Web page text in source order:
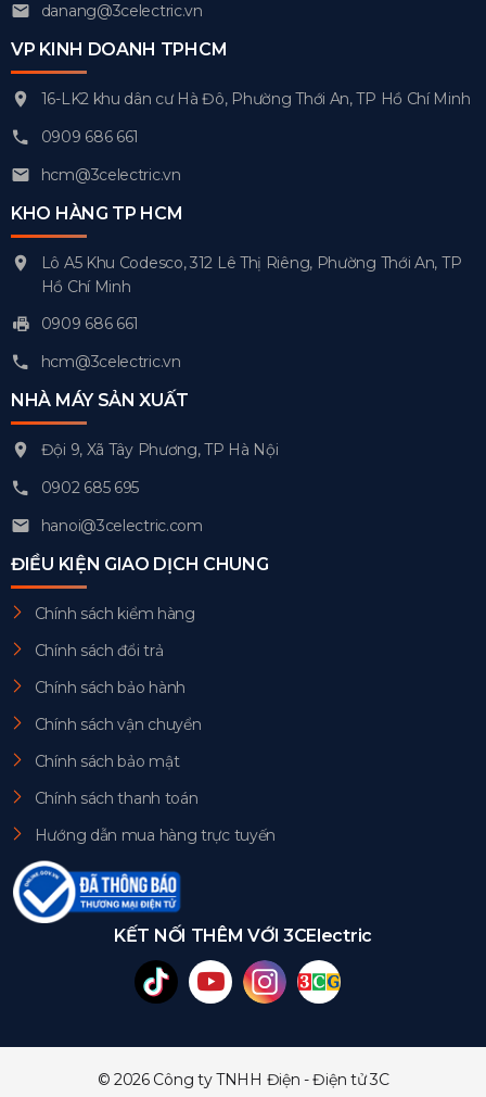
danang@3celectric.vn
VP KINH DOANH TPHCM
16-LK2 khu dân cư Hà Đô, Phường Thới An, TP Hồ Chí Minh
0909 686 661
hcm@3celectric.vn
KHO HÀNG TP HCM
Lô A5 Khu Codesco, 312 Lê Thị Riêng, Phường Thới An, TP
Hồ Chí Minh
0909 686 661
hcm@3celectric.vn
NHÀ MÁY SẢN XUẤT
Đội 9, Xã Tây Phương, TP Hà Nội
0902 685 695
hanoi@3celectric.com
ĐIỀU KIỆN GIAO DỊCH CHUNG
Chính sách kiểm hàng
Chính sách đổi trả
Chính sách bảo hành
Chính sách vận chuyển
Chính sách bảo mật
Chính sách thanh toán
Hướng dẫn mua hàng trực tuyến
KẾT NỐI THÊM VỚI 3CElectric
© 2026 Công ty TNHH Điện - Điện tử 3C